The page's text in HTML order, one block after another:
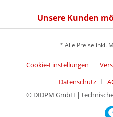
Unsere Kunden
* Alle Preise inkl.
Cookie-Einstellungen
Datenschutz
© DIDPM GmbH |